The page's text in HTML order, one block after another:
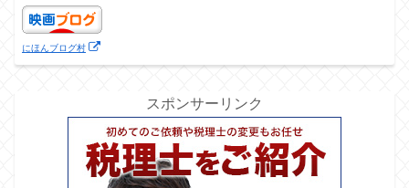
にほんブログ村
スポンサーリンク